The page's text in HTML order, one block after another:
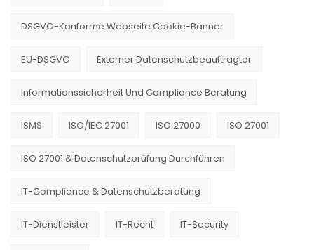
DSGVO-Konforme Webseite Cookie-Banner
EU-DSGVO Externer Datenschutzbeauftragter
Informationssicherheit Und Compliance Beratung
ISMS ISO/IEC 27001 ISO 27000 ISO 27001
ISO 27001 & Datenschutzprüfung Durchführen
IT-Compliance & Datenschutzberatung
IT-Dienstleister IT-Recht IT-Security